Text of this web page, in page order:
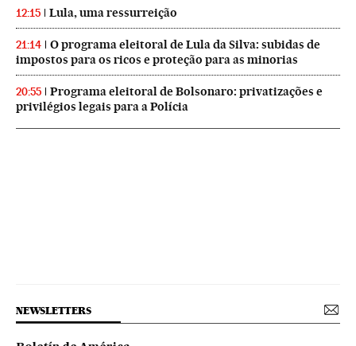
12:15 Lula, uma ressurreição
21:14
O programa eleitoral de Lula da Silva: subidas de
impostos para os ricos e proteção para as minorias
20:55
Programa eleitoral de Bolsonaro: privatizações e
privilégios legais para a Polícia
NEWSLETTERS